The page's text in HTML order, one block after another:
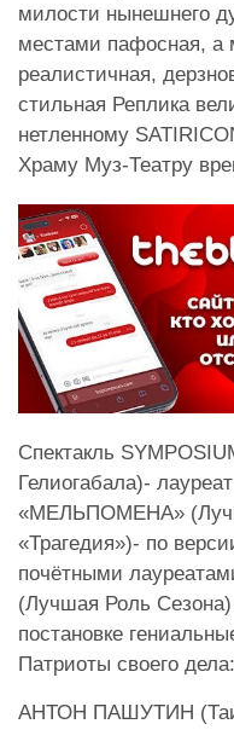
милости нынешнего
местами пафосная, а
реалистичная,
стильная Реплика
нетленному
Храму Муз-Театру
Спектакль
Гелиогабала)-
«МЕЛЬПОМЕНА»
«Трагедия»)- по
почётными
(Лучшая Роль
постановке
Патриоты своего дела:
АНТОН ПАШУТИН